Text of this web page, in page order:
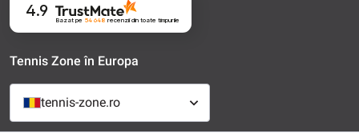
4.9
Bazat pe 54 648 recenziidin toate timpurile
Tennis Zone în Europa
tennis-zone.ro